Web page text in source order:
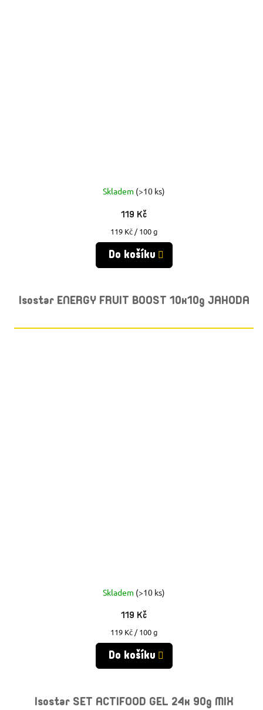
Skladem (>10 ks)
119 Kč
Měrná
cena:
119 Kč / 100 g
Do košíku
Isostar ENERGY FRUIT BOOST 10x10g JAHODA
Skladem (>10 ks)
119 Kč
Měrná
cena:
119 Kč / 100 g
Do košíku
Isostar SET ACTIFOOD GEL 24x 90g MIX